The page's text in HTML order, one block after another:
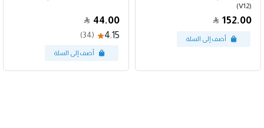
(V12)
152.00
44.00
4.15
(34)